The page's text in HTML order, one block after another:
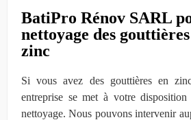
BatiPro Rénov SARL
nettoyage des
zinc
Si vous avez des gouttières en
entreprise se met à votre
nettoyage. Nous pouvons intervenir